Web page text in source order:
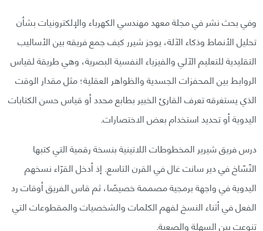
وفي بحث نشر في مجلة معهد مهندسي الكهرباء والإلكترونيات بشأن
تحليل الأنماط وذكاء الآلة، يوجز شيرر كيف جمع فريقه بين الأساليب
التقليدية للتعليم الآلي والفيزياء النفسية البصرية، وهي طريقة لقياس
الروابط بين المحفزات الجسدية والظواهر العقلية؛ مثل مقدار الوقت
الذي يستغرقه تعرف القارئ الخبير بطابع محدد أو قياس حسن الكتابات
اليدوية أو تحديد استخدام بعض الاختصارات.
درس فريق شيرير المخطوطات اللاتينية بنسخة رقمية التي كتبها
النّسّاخ في دير سانت غال في القرن التاسع. إذ أدخل القرّاء نسخهم
اليدوية في واجهة برمجية مصممة خصيصًا، ثم قاس الفريق أوقات رد
الفعل في أثناء النسخ لفهم الكلمات والشخصيات والمقطوعات التي
تنوعت بين السهلة والصعبة.